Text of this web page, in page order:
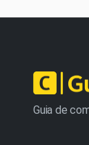
Guia de